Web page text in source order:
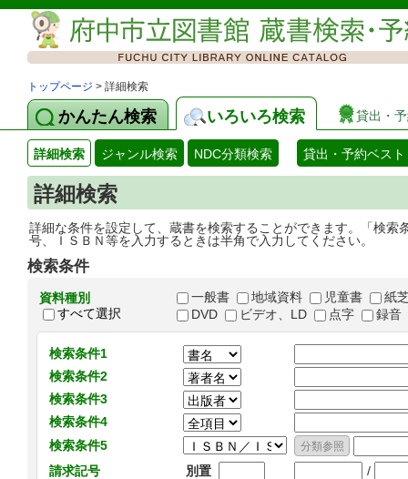
トップページ > 詳細検索
かんたん検索 いろいろ検索 貸出・
詳細検索 ジャンル検索 NDC分類検索 貸出・予約ベスト
詳細検索
詳細な条件を設定して、蔵書を検索することができます。「検
号、ＩＳＢＮ等を入力するときは半角で入力してください。
検索条件
資料種別
すべて選択
一般書 地域資料 児童書
紙
DVD
ビデオ、LD 点字 録音
検索条件1
検索条件2
検索条件3
検索条件4
検索条件5
請求記号
別置 /